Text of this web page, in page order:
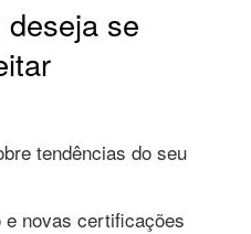
se
tendências do seu
novas certificações